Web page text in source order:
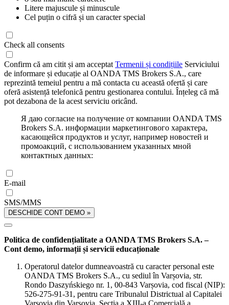
Litere majuscule și minuscule
Cel puțin o cifră și un caracter special
Check all consents
Confirm că am citit și am acceptat Termenii și condițiile Serviciului
de informare și educație al OANDA TMS Brokers S.A., care
reprezintă temeiul pentru a mă contacta cu această ofertă și care
oferă asistență telefonică pentru gestionarea contului. Înțeleg că mă
pot dezabona de la acest serviciu oricând.
Я даю согласие на получение от компании OANDA TMS
Brokers S.A. информации маркетингового характера,
касающейся продуктов и услуг, например новостей и
промоакций, с использованием указанных мной
контактных данных:
E-mail
SMS/MMS
DESCHIDE CONT DEMO »
Politica de confidențialitate a OANDA TMS Brokers S.A. –
Cont demo, informații și servicii educaționale
Operatorul datelor dumneavoastră cu caracter personal este
OANDA TMS Brokers S.A., cu sediul în Varșovia, str.
Rondo Daszyńskiego nr. 1, 00-843 Varșovia, cod fiscal (NIP):
526-275-91-31, pentru care Tribunalul Districtual al Capitalei
Varșovia din Varșovia, Secția a XIII-a Comercială a